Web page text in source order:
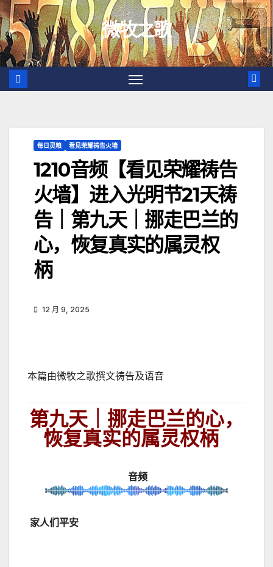
跳
至
内
容
微牧之歌
每日灵粮 看见荣耀祷告火墙
1210音频【看见荣耀祷告
火墙】进入光明节21天祷
告｜第九天｜挪走巴兰的
心，恢复真实的属灵权
柄
12 月 9, 2025
本篇由微牧之歌撰文祷告及语音
第九天｜挪走巴兰的心，
恢复真实的属灵权柄
音频
家人们平安